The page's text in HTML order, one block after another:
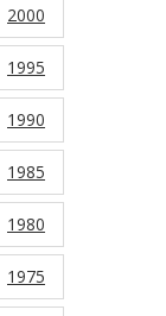
2000
1995
1990
1985
1980
1975